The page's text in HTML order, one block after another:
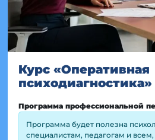
Курс «Оперативная
Программа профессиональной
Программа будет полезна
специалистам, педагогам и всем,